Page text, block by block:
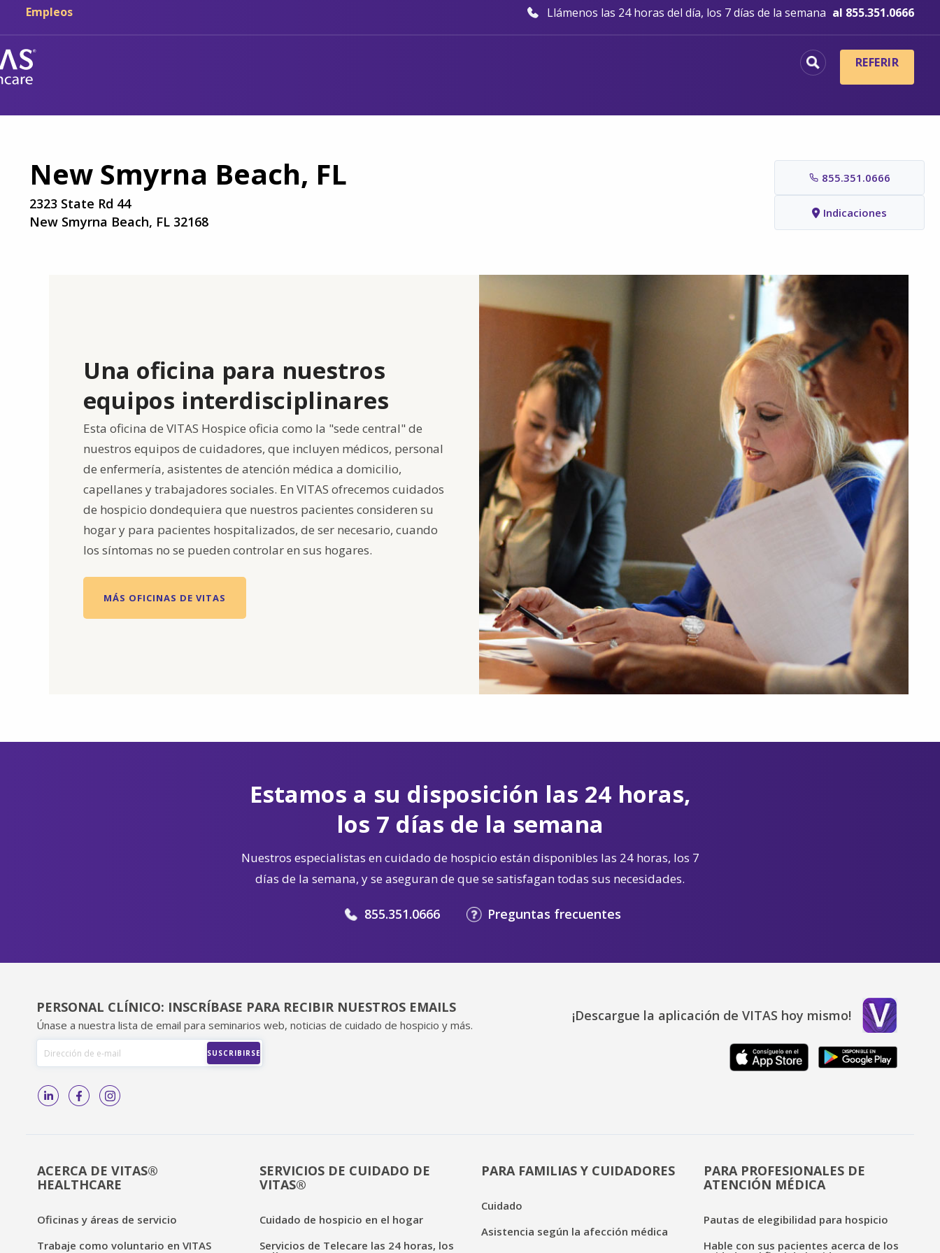
Ir al contenido principal
Ir a navegación
Empleos Llámenos las 24 horas del día, los 7 días de la semana al 855.351.0666
REFERIR
New Smyrna Beach, FL
2323 State Rd 44
New Smyrna Beach, FL 32168
855.351.0666
Indicaciones
Una oficina para nuestros
equipos interdisciplinares
Esta oficina de VITAS Hospice oficia como la "sede central" de
nuestros equipos de cuidadores, que incluyen médicos, personal
de enfermería, asistentes de atención médica a domicilio,
capellanes y trabajadores sociales. En VITAS ofrecemos cuidados
de hospicio dondequiera que nuestros pacientes consideren su
hogar y para pacientes hospitalizados, de ser necesario, cuando
los síntomas no se pueden controlar en sus hogares.
MÁS OFICINAS DE VITAS
Estamos a su disposición las 24 horas,
los 7 días de la semana
Nuestros especialistas en cuidado de hospicio están disponibles las 24 horas, los 7
días de la semana, y se aseguran de que se satisfagan todas sus necesidades.
855.351.0666 Preguntas frecuentes
PERSONAL CLÍNICO: INSCRÍBASE PARA RECIBIR NUESTROS EMAILS
Únase a nuestra lista de email para seminarios web, noticias de cuidado de hospicio y más.
¡Descargue la aplicación de VITAS hoy mismo!
ACERCA DE VITAS®
HEALTHCARE
Oficinas y áreas de servicio
Trabaje como voluntario en VITAS
SERVICIOS DE CUIDADO DE
VITAS®
Cuidado de hospicio en el hogar
Servicios de Telecare las 24 horas, los
PARA FAMILIAS Y CUIDADORES
Cuidado
Asistencia según la afección médica
PARA PROFESIONALES DE
ATENCIÓN MÉDICA
Pautas de elegibilidad para hospicio
Hable con sus pacientes acerca de los